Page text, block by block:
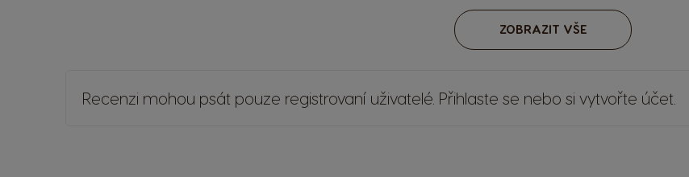
ZOBRAZIT VŠE
Recenzi mohou psát pouze registrovaní uživatelé. Přihlaste se nebo si vytvořte účet